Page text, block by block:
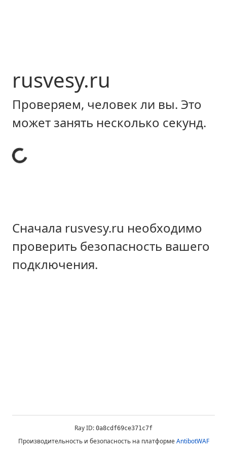
rusvesy.ru
Проверяем, человек ли вы. Это
может занять несколько секунд.
Сначала rusvesy.ru необходимо
проверить безопасность вашего
подключения.
Ray ID: 0a8cdf69ce371c7f
Производительность и безопасность на платформеAntibotWAF